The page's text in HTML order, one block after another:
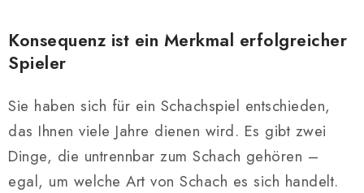
Konsequenz ist ein Merkmal erfolgreicher
Spieler
Sie haben sich für ein Schachspiel entschieden,
das Ihnen viele Jahre dienen wird. Es gibt zwei
Dinge, die untrennbar zum Schach gehören –
egal, um welche Art von Schach es sich handelt.